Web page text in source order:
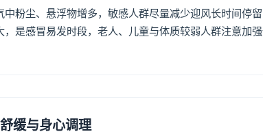
中粉尘、悬浮物增多，敏感人群尽量减少迎风长时间停
，是感冒易发时段，老人、儿童与体质较弱人群注意加
缓与身心调理